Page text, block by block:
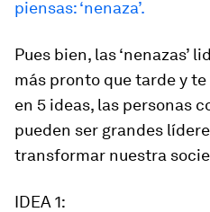
piensas: ‘nenaza’.
Pues bien, las ‘nenazas’
más pronto que tarde y
en 5 ideas, las personas
pueden ser grandes
transformar nuestra
IDEA 1: